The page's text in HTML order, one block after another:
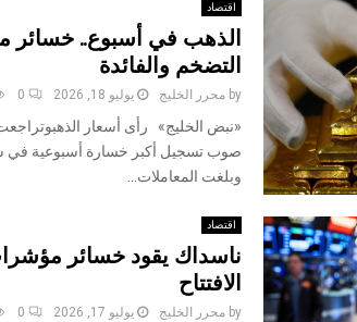
اقتصاد
الذهب في أسبوع.. خسائر
التضخم والفائدة
by محرر الخليج يوليو 18, 2026 0
«نبض الخليج» رأى أسعار
صوب تسجيل أكبر خسارة أسبوعية في
وبلغت المعاملات...
اقتصاد
ناسداك يقود خسائر
الافتتاح
by محرر الخليج يوليو 17, 2026 0